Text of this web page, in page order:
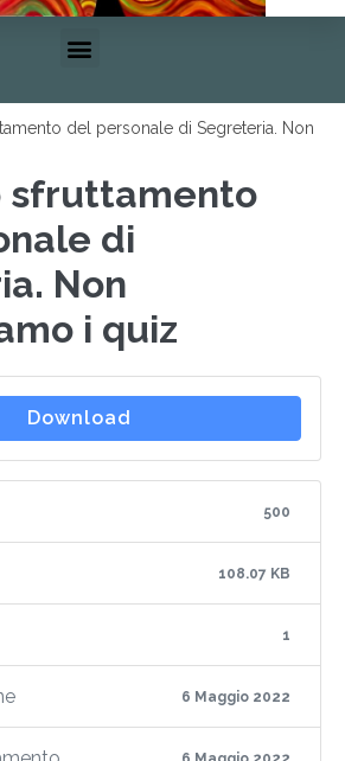
del personale di Segreteria. Non
sfruttamento
di
Non
i quiz
Download
500
108.07 KB
1
6 Maggio 2022